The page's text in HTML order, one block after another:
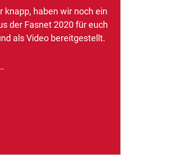
knapp, haben wir noch ein
der Fasnet 2020 für euch
als Video bereitgestellt.